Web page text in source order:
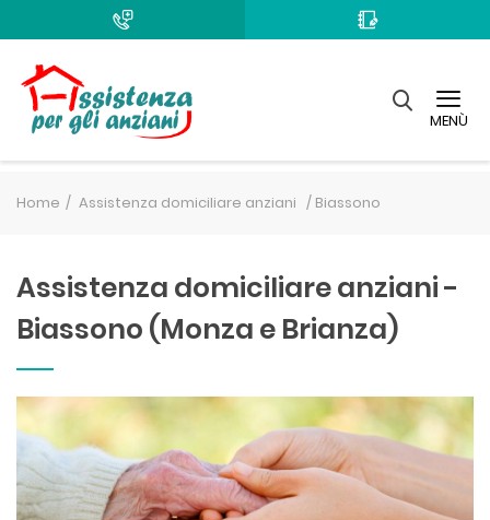
MENÙ
Home Assistenza domiciliare anziani / Biassono
Assistenza domiciliare anziani -
Biassono (Monza e Brianza)